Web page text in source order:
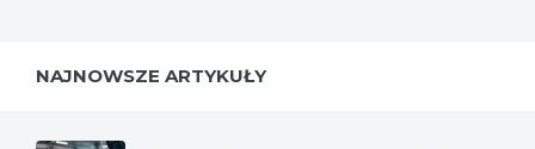
NAJNOWSZE ARTYKUŁY